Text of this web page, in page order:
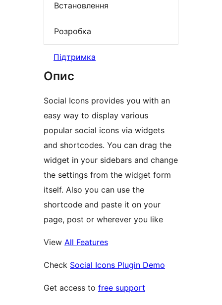
Встановлення
Розробка
Підтримка
Опис
Social Icons provides you with an
easy way to display various
popular social icons via widgets
and shortcodes. You can drag the
widget in your sidebars and change
the settings from the widget form
itself. Also you can use the
shortcode and paste it on your
page, post or wherever you like
View All Features
Check Social Icons Plugin Demo
Get access to free support